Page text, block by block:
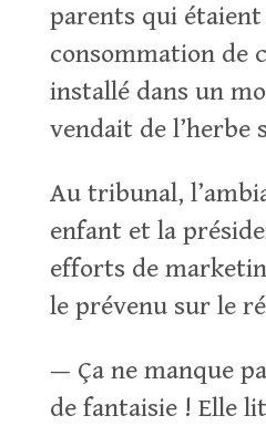
parents qui étaient
consommation de
installé dans un
vendait de l’herbe
Au tribunal,
enfant et la
efforts de
le prévenu sur le
— Ça ne manque
de fantaisie ! Elle